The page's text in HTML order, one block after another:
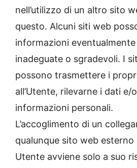
nell’utilizzo di un altro sito
questo. Alcuni siti web
informazioni
inadeguate o sgradevoli. I
possono trasmettere i
all’Utente, rilevarne i dati e/
informazioni personali.
L’accoglimento di un
qualunque sito web
Utente avviene solo a suo